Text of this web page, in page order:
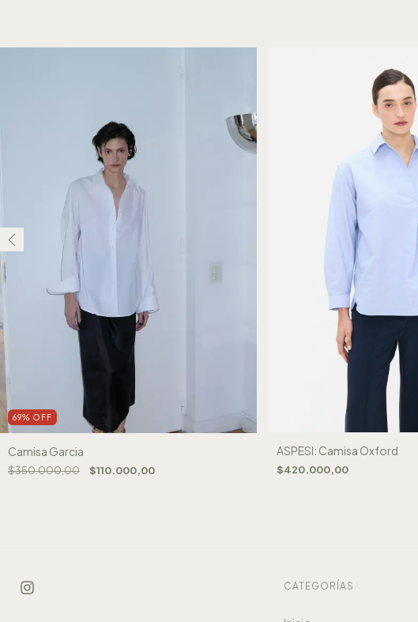
69% OFF
Camisa Garcia
$350.000,00 $110.000,00
ASPESI: Camisa Oxford
$420.000,00
CATEGORÍAS